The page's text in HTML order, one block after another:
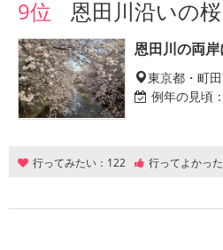
9位 恩田川沿いの桜
恩田川の両
東京都・町
例年の見頃：
行ってみたい： 122 行ってよかった